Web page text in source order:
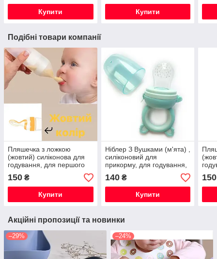
Купити Купити
Подібні товари компанії
Пляшечка з ложкою
(жовтий) силіконова для
годування, для першого
прикорму для
новонароджених
150 ₴
Купити
Ніблер З Вушками (м'ята) ,
силіконовий для
прикорму, для годування,
соска для фруктів
140₴
Купити
150
Акційні пропозиції та новинки
–29% –24%